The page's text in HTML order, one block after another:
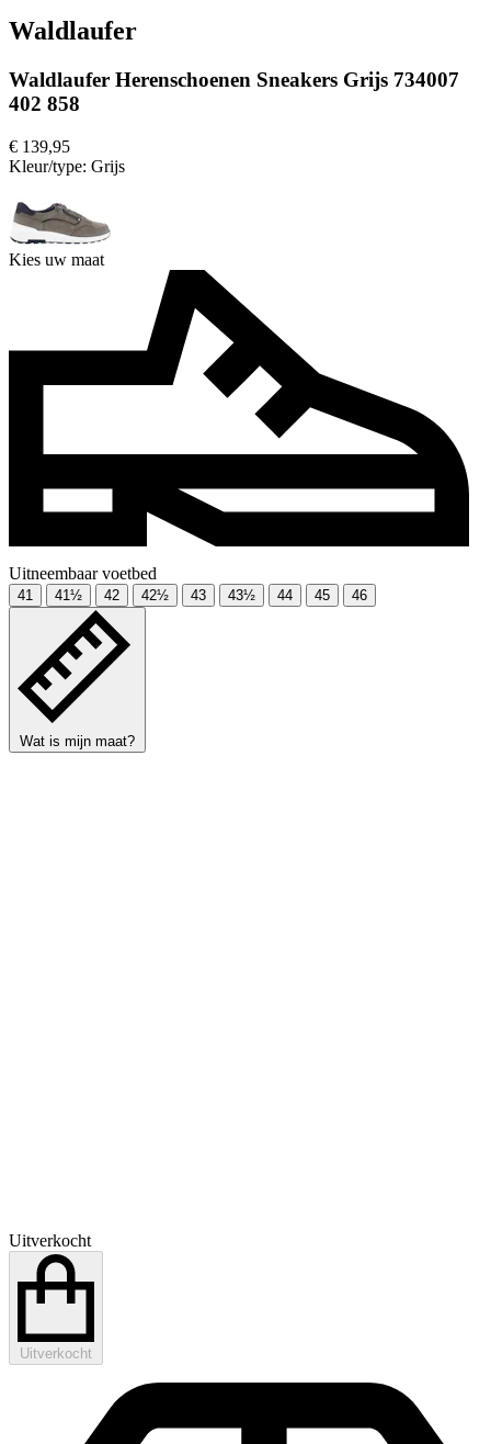
Waldlaufer
Waldlaufer Herenschoenen Sneakers Grijs 734007
402 858
€ 139,95
Kleur/type: Grijs
Kies uw maat
Uitneembaar voetbed
41 41½ 42 42½ 43 43½ 44 45 46
Wat is mijn maat?
Uitverkocht
Uitverkocht